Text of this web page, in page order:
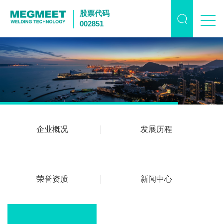
股票代码
002851
企业概况 发展历程
荣誉资质 新闻中心